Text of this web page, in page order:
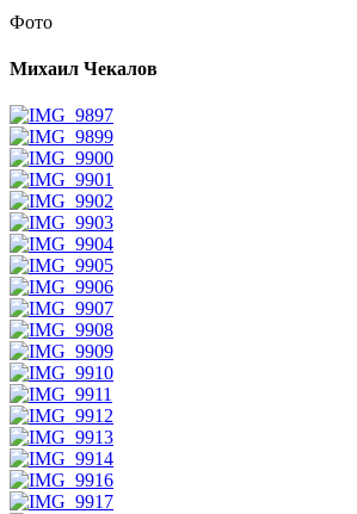
Фото
Михаил Чекалов